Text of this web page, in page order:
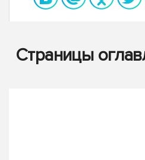
Страницы